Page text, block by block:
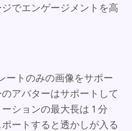
でエンゲージメントを高
ートのみの画像をサポー
アバターはサポートして
ションの最大長は 1 分
ートすると透かしが入る